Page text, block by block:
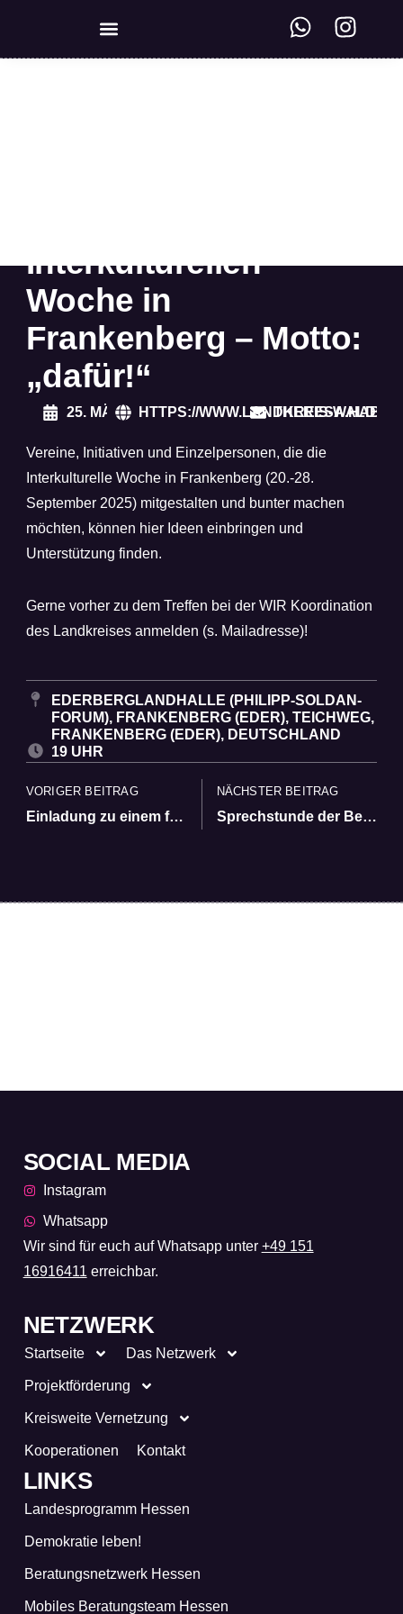
Interkulturellen
Woche in
Frankenberg – Motto:
„dafür!“
25. MÄRZ 2025HTTPS://WWW.LANDKREIS-
Vereine, Initiativen und Einzelpersonen, die die
Interkulturelle Woche in Frankenberg (20.-28.
September 2025) mitgestalten und bunter machen
möchten, können hier Ideen einbringen und
Unterstützung finden.
Gerne vorher zu dem Treffen bei der WIR Koordination
des Landkreises anmelden (s. Mailadresse)!
EDERBERGLANDHALLE (PHILIPP-SOLDAN-
FORUM), FRANKENBERG (EDER), TEICHWEG,
FRANKENBERG (EDER), DEUTSCHLAND
19 UHR
VORIGER BEITRAG
Einladung zu einem friedenspädagogischen Gedenkrundgang mit Zeitzeuge Oberst a.D. Jürgen Damm
NÄCHSTER BEITRAG
Sprechstunde der Beratungsstelle „T*räumchen mobil“
LINKS
Landesprogramm Hessen
Demokratie leben!
Beratungsnetzwerk Hessen
Mobiles Beratungsteam Hessen
NETZWERK
Startseite Das Netzwerk
Projektförderung
Kreisweite Vernetzung
Kooperationen Kontakt
SOCIAL MEDIA
Instagram
Whatsapp
Wir sind für euch auf Whatsapp unter +49 151
16916411 erreichbar.